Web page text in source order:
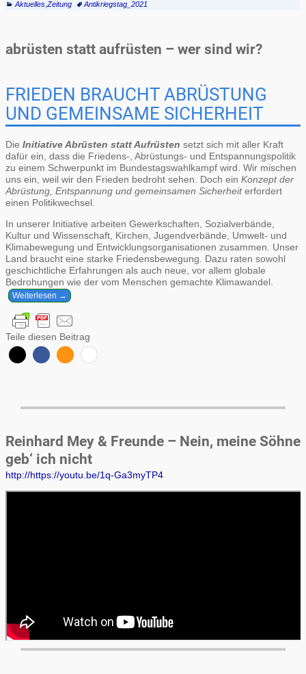
Aktuelles, Zeitung Antikriegstag_2021
abrüsten statt aufrüsten – wer sind wir?
FRIEDEN BRAUCHT ABRÜSTUNG
UND GEMEINSAME SICHERHEIT
Die Initiative Abrüsten statt Aufrüsten setzt sich mit aller Kraft
dafür ein, dass die Friedens-, Abrüstungs- und Entspannungspolitik
zu einem Schwerpunkt im Bundestagswahlkampf wird. Wir mischen
uns ein, weil wir den Frieden bedroht sehen. Doch ein Konzept der
Abrüstung, Entspannung und gemeinsamen Sicherheiterfordert
einen Politikwechsel.
In unserer Initiative arbeiten Gewerkschaften, Sozialverbände,
Kultur und Wissenschaft, Kirchen, Jugendverbände, Umwelt- und
Klimabewegung und Entwicklungsorganisationen zusammen. Unser
Land braucht eine starke Friedensbewegung. Dazu raten sowohl
geschichtliche Erfahrungen als auch neue, vor allem globale
Bedrohungen wie der vom Menschen gemachte Klimawandel.
Weiterlesen →
Teile diesen Beitrag
Reinhard Mey & Freunde – Nein, meine Söhne
geb‘ ich nicht
http://https://youtu.be/1q-Ga3myTP4